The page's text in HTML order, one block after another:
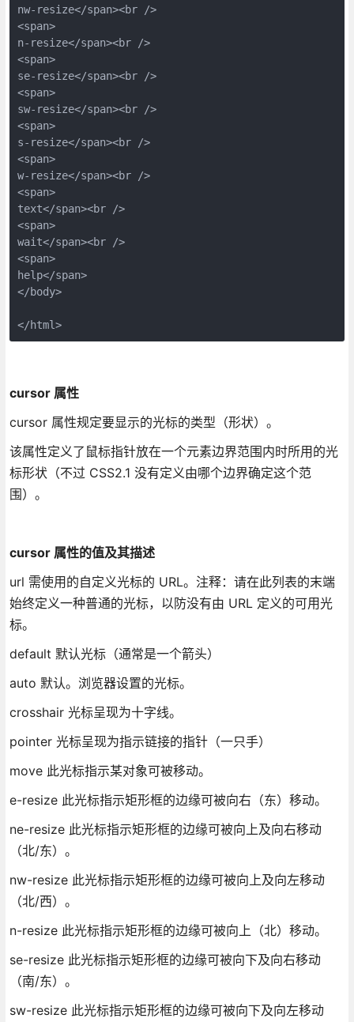
nw-resize</span><br />
<span>
n-resize</span><br />
<span>
se-resize</span><br />
<span>
sw-resize</span><br />
<span>
s-resize</span><br />
<span>
w-resize</span><br />
<span>
text</span><br />
<span>
wait</span><br />
<span>
help</span>
</body>
</html>
cursor 属性
cursor 属性规定要显示的光标的类型（形状）。
该属性定义了鼠标指针放在一个元素边界范围内时所用的光
标形状（不过 CSS2.1 没有定义由哪个边界确定这个范
围）。
cursor 属性的值及其描述
url 需使用的自定义光标的 URL。注释：请在此列表的末端
始终定义一种普通的光标，以防没有由 URL 定义的可用光
标。
default 默认光标（通常是一个箭头）
auto 默认。浏览器设置的光标。
crosshair 光标呈现为十字线。
pointer 光标呈现为指示链接的指针（一只手）
move 此光标指示某对象可被移动。
e-resize 此光标指示矩形框的边缘可被向右（东）移动。
ne-resize 此光标指示矩形框的边缘可被向上及向右移动
（北/东）。
nw-resize 此光标指示矩形框的边缘可被向上及向左移动
（北/西）。
n-resize 此光标指示矩形框的边缘可被向上（北）移动。
se-resize 此光标指示矩形框的边缘可被向下及向右移动
（南/东）。
sw-resize 此光标指示矩形框的边缘可被向下及向左移动